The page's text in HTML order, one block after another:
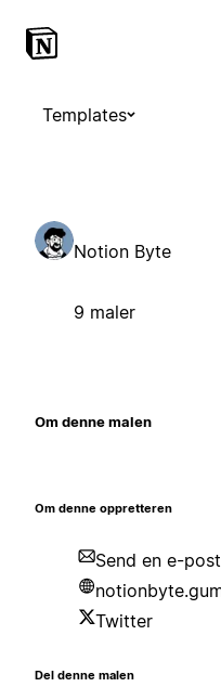
Templates
Notion Byte
9 maler
Om denne malen
Om denne oppretteren
Send en e-
Twitter
Del denne malen